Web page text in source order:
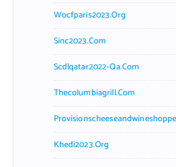
Wocfparis2023.org
Sinc2023.com
Scdlqatar2022-Qa.com
Thecolumbiagrill.com
Khedi2023.org